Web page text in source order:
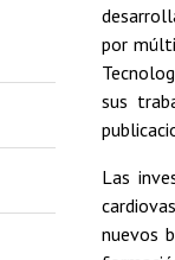
por
sus
Las
nuevos